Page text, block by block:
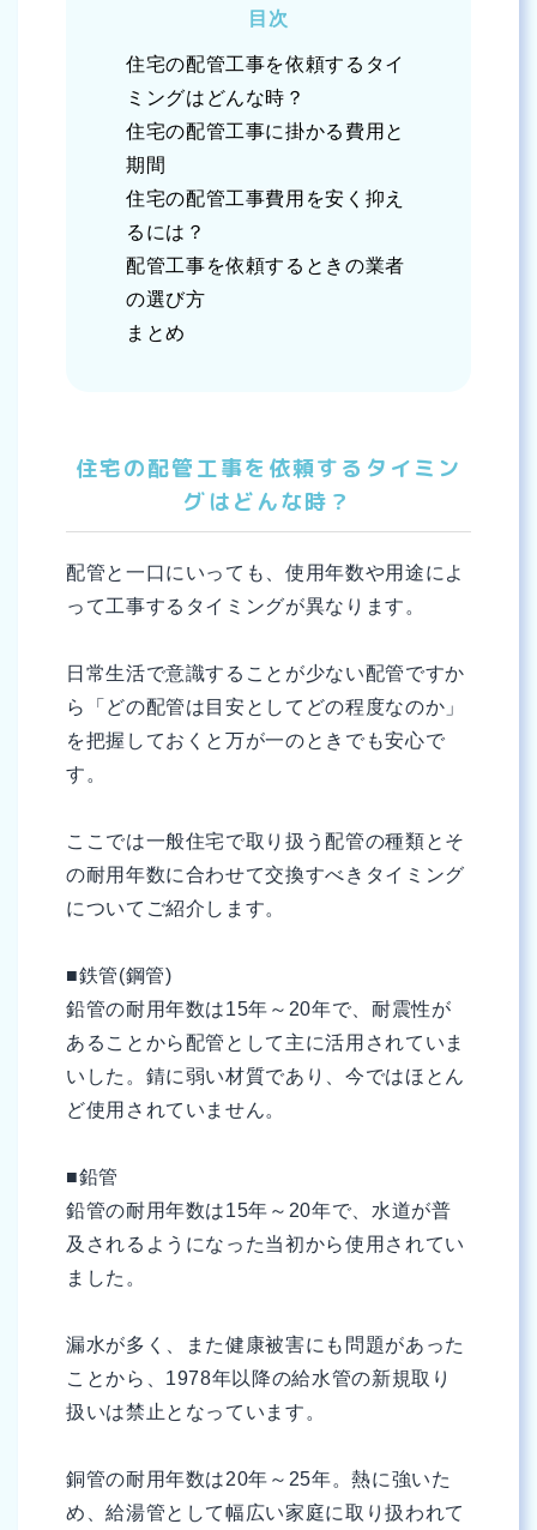
目次
住宅の配管工事を依頼するタイ
ミングはどんな時？
住宅の配管工事に掛かる費用と
期間
住宅の配管工事費用を安く抑え
るには？
配管工事を依頼するときの業者
の選び方
まとめ
住宅の配管工事を依頼するタイミン
グはどんな時？
配管と一口にいっても、使用年数や用途によ
って工事するタイミングが異なります。
日常生活で意識することが少ない配管ですか
ら「どの配管は目安としてどの程度なのか」
を把握しておくと万が一のときでも安心で
す。
ここでは一般住宅で取り扱う配管の種類とそ
の耐用年数に合わせて交換すべきタイミング
についてご紹介します。
■鉄管(鋼管)
鉛管の耐用年数は15年～20年で、耐震性が
あることから配管として主に活用されていま
いした。錆に弱い材質であり、今ではほとん
ど使用されていません。
■鉛管
鉛管の耐用年数は15年～20年で、水道が普
及されるようになった当初から使用されてい
ました。
漏水が多く、また健康被害にも問題があった
ことから、1978年以降の給水管の新規取り
扱いは禁止となっています。
銅管の耐用年数は20年～25年。熱に強いた
め、給湯管として幅広い家庭に取り扱われて